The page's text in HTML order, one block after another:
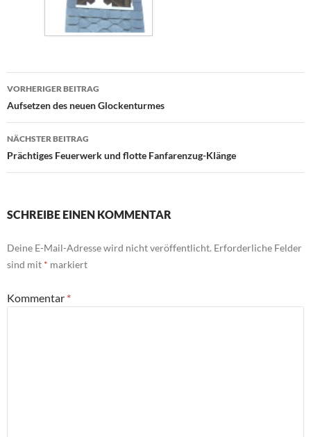
Beitrags-
Navigation
VORHERIGER BEITRAG
Aufsetzen des neuen Glockenturmes
NÄCHSTER BEITRAG
Prächtiges Feuerwerk und flotte Fanfarenzug-Klänge
SCHREIBE EINEN KOMMENTAR
Deine E-Mail-Adresse wird nicht veröffentlicht. Erforderliche Felder
sind mit * markiert
Kommentar *